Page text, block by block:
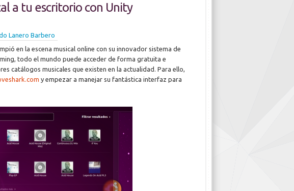
a tu escritorio con Unity
Lanero Barbero
en la escena musical online con su innovador sistema de
todo el mundo puede acceder de forma gratuita e
catálogos musicales que existen en la actualidad. Para ello,
y empezar a manejar su fantástica interfaz para